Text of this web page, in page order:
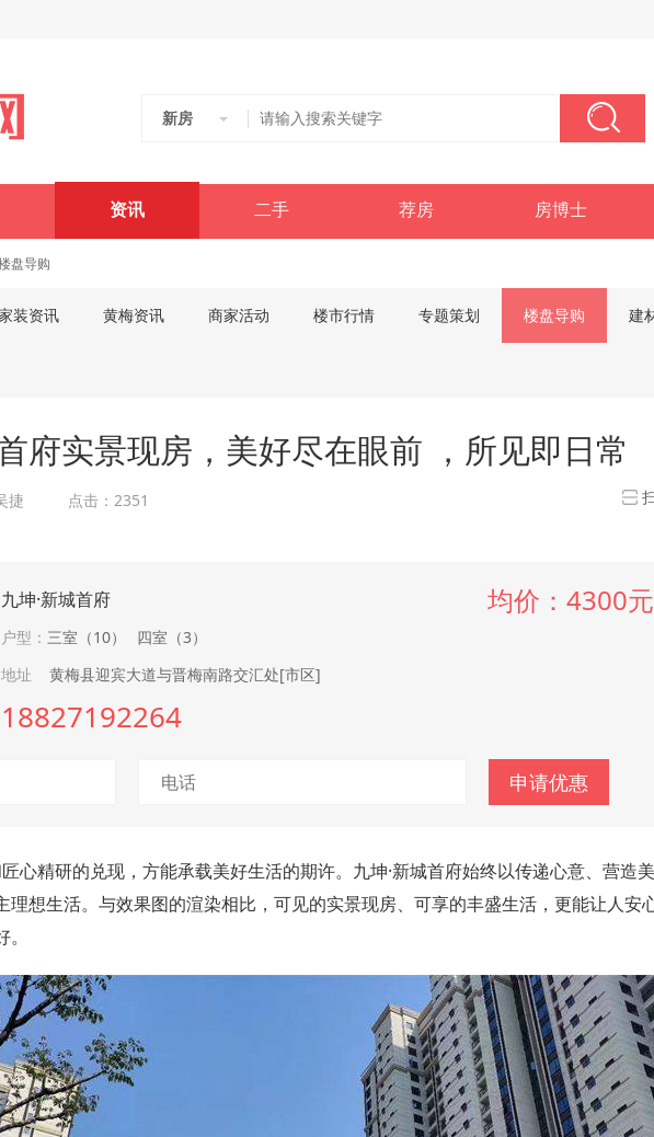
新房
资讯 二手 荐房 房博士
盘导购
装资讯 黄梅资讯 商家活动 楼市行情 专题策划 楼盘导购 建
府实景现房，美好尽在眼前 ，所见即日常
捷 点击：2351
九坤·新城首府 均价：4300
户型： 三室（10）
四室（3）
地址
黄梅县迎宾大道与晋梅南路交汇处[市区]
18827192264
申请优惠
精研的兑现，方能承载美好生活的期许。 九坤·新城首府始终以传递心意、营造
理想生活。与效果图的渲染相比，可见的实景现房、可享的丰盛生活，更能让人安